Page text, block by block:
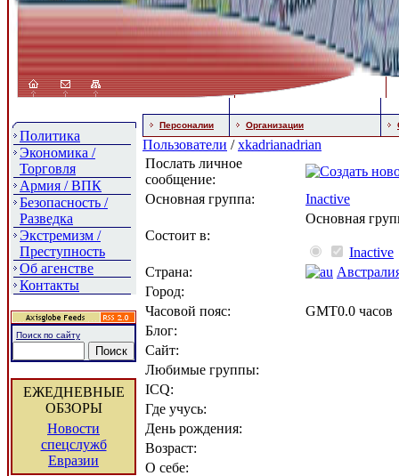
Политика
Экономика /
Торговля
Армия / ВПК
Безопасность /
Разведка
Экстремизм /
Преступность
Об агенстве
Контакты
Поиск по сайту
ЕЖЕДНЕВНЫЕ
ОБЗОРЫ
Новости
спецслужб
Евразии
Персоналии Организации
Пользователи /xkadrianadrian
Послать личное
сообщение:
Основная группа:
Inactive
Состоит в:
Основная
Inactive
Страна:
Город:
Часовой пояс:
GMT0.0 часов
Блог:
Сайт:
Любимые группы:
ICQ:
Где учусь:
День рождения:
Возраст:
О себе: